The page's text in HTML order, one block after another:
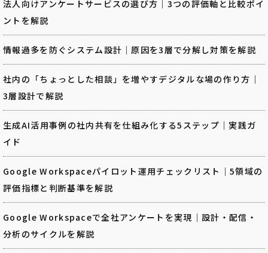
法人向けアンケートサービスの選び方｜3つの評価軸と比較ポイ
ントを解説
情報過多を防ぐシステム設計｜原因を3層で分解し対策を解説
社内の「ちょっとした相談」を増やすデジタルな場の作り方｜
3層設計で解説
生成AI活用事例の社内共有を仕組み化する5ステップ｜実践ガ
イド
Google Workspaceパイロット運用チェックリスト｜5領域の
評価指標と判断基準を解説
Google Workspaceで全社アンケートを実現｜設計・配信・
分析のサイクルを解説